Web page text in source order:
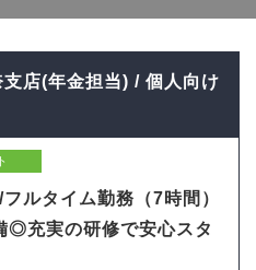
店(年金担当) / 個人向け
ルタイム勤務（7時間）
◎充実の研修で安心スタ